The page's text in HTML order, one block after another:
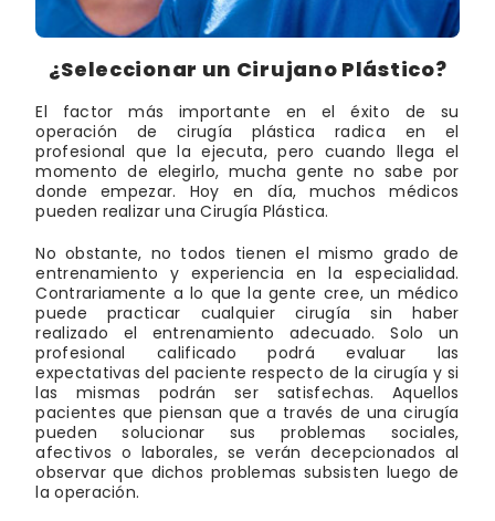
¿Seleccionar un Cirujano Plástico?
El factor más importante en el éxito de su
operación de cirugía plástica radica en el
profesional que la ejecuta, pero cuando llega el
momento de elegirlo, mucha gente no sabe por
donde empezar. Hoy en día, muchos médicos
pueden realizar una Cirugía Plástica.
No obstante, no todos tienen el mismo grado de
entrenamiento y experiencia en la especialidad.
Contrariamente a lo que la gente cree, un médico
puede practicar cualquier cirugía sin haber
realizado el entrenamiento adecuado. Solo un
profesional calificado podrá evaluar las
expectativas del paciente respecto de la cirugía y si
las mismas podrán ser satisfechas. Aquellos
pacientes que piensan que a través de una cirugía
pueden solucionar sus problemas sociales,
afectivos o laborales, se verán decepcionados al
observar que dichos problemas subsisten luego de
la operación.